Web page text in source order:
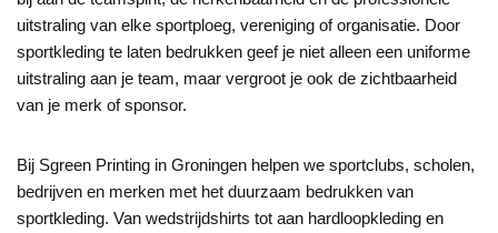
uitstraling van elke sportploeg, vereniging of organisatie. Door
sportkleding te laten bedrukken geef je niet alleen een uniforme
uitstraling aan je team, maar vergroot je ook de zichtbaarheid
van je merk of sponsor.
Bij Sgreen Printing in Groningen helpen we sportclubs, scholen,
bedrijven en merken met het duurzaam bedrukken van
sportkleding. Van wedstrijdshirts tot aan hardloopkleding en